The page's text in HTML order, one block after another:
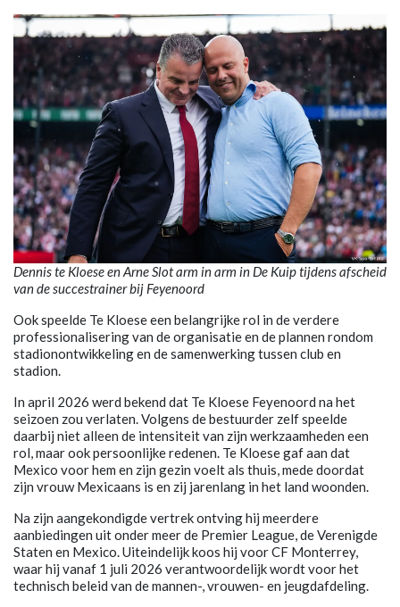
Dennis te Kloese en Arne Slot arm in arm in De Kuip tijdens afscheid
van de succestrainer bij Feyenoord
Ook speelde Te Kloese een belangrijke rol in de verdere
professionalisering van de organisatie en de plannen rondom
stadionontwikkeling en de samenwerking tussen club en
stadion.
In april 2026 werd bekend dat Te Kloese Feyenoord na het
seizoen zou verlaten. Volgens de bestuurder zelf speelde
daarbij niet alleen de intensiteit van zijn werkzaamheden een
rol, maar ook persoonlijke redenen. Te Kloese gaf aan dat
Mexico voor hem en zijn gezin voelt als thuis, mede doordat
zijn vrouw Mexicaans is en zij jarenlang in het land woonden.
Na zijn aangekondigde vertrek ontving hij meerdere
aanbiedingen uit onder meer de Premier League, de Verenigde
Staten en Mexico. Uiteindelijk koos hij voor CF Monterrey,
waar hij vanaf 1 juli 2026 verantwoordelijk wordt voor het
technisch beleid van de mannen-, vrouwen- en jeugdafdeling.